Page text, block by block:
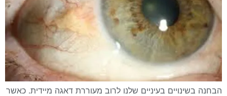
הבחנה בשינויים בעיניים שלנו לרוב מעוררת דאגה מיידית. כאשר